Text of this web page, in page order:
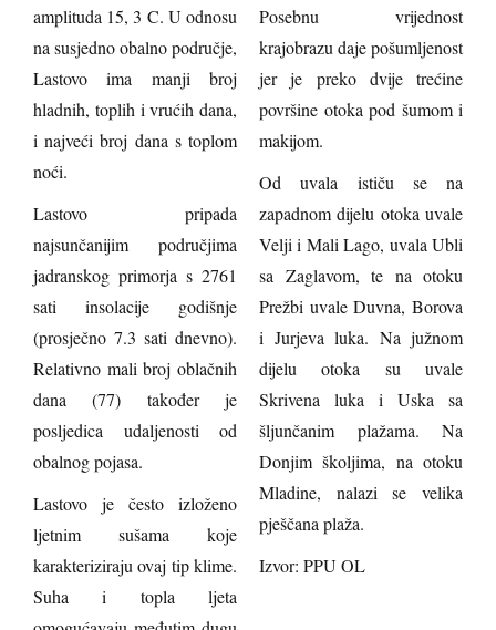
amplituda 15, 3 C. U odnosu
na susjedno obalno područje,
Lastovo ima manji broj
hladnih, toplih i vrućih dana,
i najveći broj dana s toplom
noći.
Lastovo pripada
najsunčanijim područjima
jadranskog primorja s 2761
sati insolacije godišnje
(prosječno 7.3 sati dnevno).
Relativno mali broj oblačnih
dana (77) također je
posljedica udaljenosti od
obalnog pojasa.
Lastovo je često izloženo
ljetnim sušama koje
karakteriziraju ovaj tip klime.
Suha i topla ljeta
Posebnu vrijednost
krajobrazu daje pošumljenost
jer je preko dvije trećine
površine otoka pod šumom i
makijom.
Od uvala ističu se na
zapadnom dijelu otoka uvale
Velji i Mali Lago, uvala Ubli
sa Zaglavom, te na otoku
Prežbi uvale Duvna, Borova
i Jurjeva luka. Na južnom
dijelu otoka su uvale
Skrivena luka i Uska sa
šljunčanim plažama. Na
Donjim školjima, na otoku
Mladine, nalazi se velika
pješčana plaža.
Izvor: PPU OL